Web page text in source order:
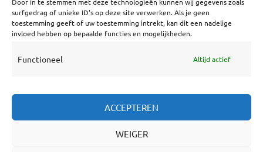
surfgedrag of unieke ID's op deze site verwerken. Als je geen
toestemming geeft of uw toestemming intrekt, kan dit een nadelige
invloed hebben op bepaalde functies en mogelijkheden.
Functioneel Altijd actief
ACCEPTEREN
WEIGER
Coöperatief Cultureel Persbureau U.A. | Salzburg 29 |
3524KS Utrecht | KvK: 55573592 |Btw: